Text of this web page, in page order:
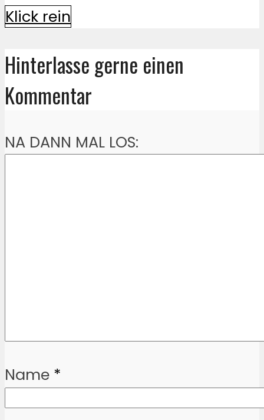
Klick rein
Hinterlasse gerne einen
Kommentar
NA DANN MAL LOS:
Name *